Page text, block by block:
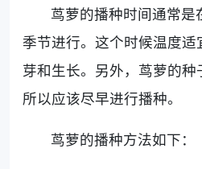
茑萝的播种时间通常是
季节进行。这个时候温度
芽和生长。另外，茑萝的种
所以应该尽早进行播种。
茑萝的播种方法如下：